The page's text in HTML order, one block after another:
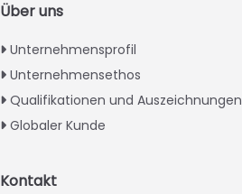
Über uns
Unternehmensprofil
Unternehmensethos
Qualifikationen und Auszeichnungen
Globaler Kunde
Kontakt